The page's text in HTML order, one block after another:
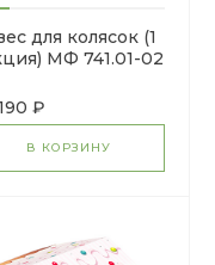
для колясок (1
МФ 741.01-02
₽
В КОРЗИНУ